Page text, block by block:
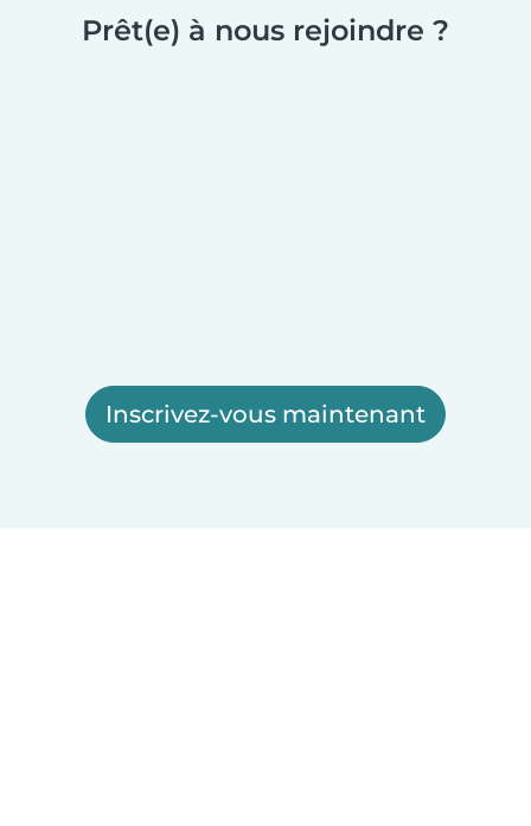
Prêt(e) à nous rejoindre ?
Inscrivez-vous maintenant